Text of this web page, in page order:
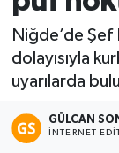
Niğde’de Şef
dolayısıyla
uyarılarda
GÜLCAN
İNTERNET
Siyaset
Eğitim
Teknoloji